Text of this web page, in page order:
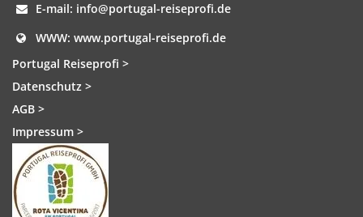
E-mail: info@portugal-reiseprofi.de
WWW: www.portugal-reiseprofi.de
Portugal Reiseprofi >
Datenschutz >
AGB >
Impressum >